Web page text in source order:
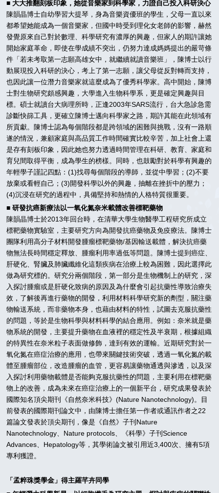
■ 大大推翻刻板印象，她從音樂家到科學家，力證自己投入科研決心
陳韻晶博士自幼學習大提琴，身為音樂資優班的學生，父母一直以來
都希望她能成為一個音樂家，但國中時受到理化女老師的影響，赫然
發覺原來自己對於數理、科學研究有濃厚的興趣，但家人的期許讓她
開始家庭革命，即使在學成績不突出，仍努力達成媽媽提出的嚴苛條
件「若未考取第一志願高雄女中，就繼續就讀音樂班」，陳博士以行
動展現投入科研的決心，考上了第一志願，讓父母從反對轉而支持，
也因此讓一位潛力音樂家就這麼成為了優秀科學家。高中開始，陳博
士對生物研究頗感興趣，大學進入生物科學系，更是確定興趣與目
標。碩士就讀台大病理所時，正逢2003年SARS流行，台大急診急需
診斷快篩工具，更確立陳博士邁向科學家之路，期許其能在此領域有
所貢獻。陳博士認為每個階段都是跨領域的困難與挑戰，沒有一路順
遂的情況，兼顧家庭與高品質工作時間確實比較辛苦，加上社會上還
是存有刻板印象，因此她也努力透過時間管理在科研、教育、家庭和
育兒間取得平衡，成為學生的榜樣。同時，也鼓勵對於科學有興趣的
年輕學子謹記四點：(1)找尋每個階段的導師，並從中學習；(2)不要
放棄或看輕自己；(3)開發科學以外的興趣，抽離在挫折中的壓力；
(4)沉浸在研究的過程中，具備堅持和熱情的人格特質很重要。
■ 研發抗癌新療法以一氧化氮奈米載體改善標靶藥物
陳韻晶博士於2013年回台時，在清華大學生物醫學工程研究所成立
標靶藥物實驗室，主要研究方向為開發抗癌藥物及免疫療法。陳博士
團隊利用高分子材料開發腫瘤標靶藥物/基因輸送載體，解決抗癌藥
物無法長時間穩定釋放、腫瘤利用率過低等問題。陳博士提到癌症、
肝硬化、腎臟及肺臟纖維化這類疾病在治療上較為困難，因此選擇此
做為研究標的。研究分兩個階段，第一部分是生物機制上的研究，深
入探討腫瘤或是肝硬化致病的原因及為什麼會引起抗藥性導致治療失
效，了解後再進行藥物的開發，利用材料科學研究新的劑型，關注藥
物輸送系統，而非藥物本身，也藉由材料的特性，試圖去克服抗藥性
的問題，等於是生物科學與材料科學的結合應用。例如：奈米就是藥
物系統的開發，主要提升藥物在血液裡的穩定性及半衰期，根據組織
的特異性在奈米粒子表面做修飾，達到有效的運輸。近期研究對於一
氧化氮在癌症治療的應用，也帶來關鍵技術突破，透過一氧化氮的載
體至腫瘤部位，改造腫瘤的血管，更容易讓藥物通透與滲透，以及深
入探討利用藥物載體是否能夠克服抗藥性的問題，主要利用在標靶藥
物上的改善，成為未來在癌症治療上的一個新平台，研究成果發表於
國際知名頂尖期刊《自然奈米科技》(Nature Nanotechnology)。目
前發表的國際期刊論文中，由陳博士擔任第一作者或通訊作者之22
篇論文發表於頂尖期刊，像是《自然》子刊Nature
Nanotechnology、Nature protocols、《科學》子刊Science
Advances、Hepatology等，其學術論文被引用近3,400次、擁有5項
專利獲證。
「孟粹珠獎學金」得主羅芊卉同學